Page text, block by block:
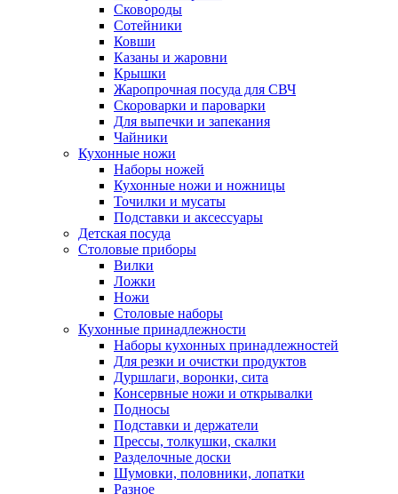
Сковороды
Сотейники
Ковши
Казаны и жаровни
Крышки
Жаропрочная посуда для СВЧ
Скороварки и пароварки
Для выпечки и запекания
Чайники
Кухонные ножи
Наборы ножей
Кухонные ножи и ножницы
Точилки и мусаты
Подставки и аксессуары
Детская посуда
Столовые приборы
Вилки
Ложки
Ножи
Столовые наборы
Кухонные принадлежности
Наборы кухонных принадлежностей
Для резки и очистки продуктов
Дуршлаги, воронки, сита
Консервные ножи и открывалки
Подносы
Подставки и держатели
Прессы, толкушки, скалки
Разделочные доски
Шумовки, половники, лопатки
Разное